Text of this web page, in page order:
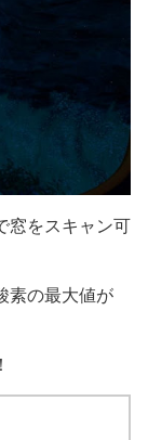
窓をスキャン可
素の最大値が